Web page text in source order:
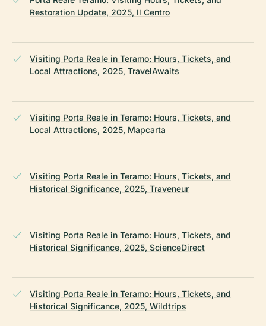
Restoration Update, 2025, Il Centro
Visiting Porta Reale in Teramo: Hours, Tickets, and
Local Attractions, 2025, TravelAwaits
Visiting Porta Reale in Teramo: Hours, Tickets, and
Local Attractions, 2025, Mapcarta
Visiting Porta Reale in Teramo: Hours, Tickets, and
Historical Significance, 2025, Traveneur
Visiting Porta Reale in Teramo: Hours, Tickets, and
Historical Significance, 2025, ScienceDirect
Visiting Porta Reale in Teramo: Hours, Tickets, and
Historical Significance, 2025, Wildtrips